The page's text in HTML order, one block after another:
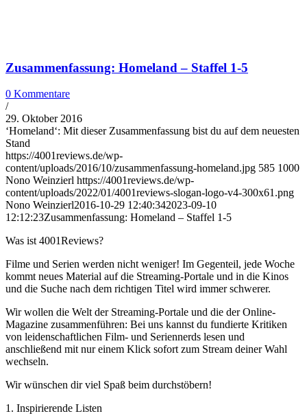
Zusammenfassung: Homeland – Staffel 1-5
0 Kommentare
/
29. Oktober 2016
‘Homeland‘: Mit dieser Zusammenfassung bist du auf dem neuesten
Stand
https://4001reviews.de/wp-
content/uploads/2016/10/zusammenfassung-homeland.jpg 585 1000
Nono Weinzierl https://4001reviews.de/wp-
content/uploads/2022/01/4001reviews-slogan-logo-v4-300x61.png
Nono Weinzierl2016-10-29 12:40:342023-09-10
12:12:23Zusammenfassung: Homeland – Staffel 1-5
Was ist 4001Reviews?
Filme und Serien werden nicht weniger! Im Gegenteil, jede Woche
kommt neues Material auf die Streaming-Portale und in die Kinos
und die Suche nach dem richtigen Titel wird immer schwerer.
Wir wollen die Welt der Streaming-Portale und die der Online-
Magazine zusammenführen: Bei uns kannst du fundierte Kritiken
von leidenschaftlichen Film- und Seriennerds lesen und
anschließend mit nur einem Klick sofort zum Stream deiner Wahl
wechseln.
Wir wünschen dir viel Spaß beim durchstöbern!
1. Inspirierende Listen